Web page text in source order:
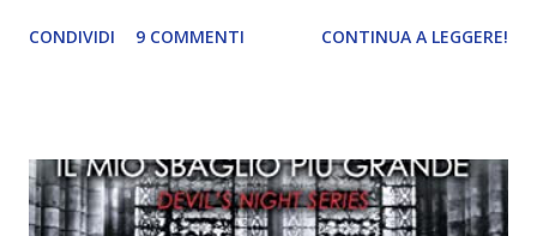
incontrano e Hesediel mostra loro come combattere i puri.
angelo puro, Elemiah. Ma, a differenza di cosa pensano,
l'angelo non ha intenzione di fare una strage, piuttosto è lì
CONDIVIDI 9 COMMENTI CONTINUA A LEGGERE!